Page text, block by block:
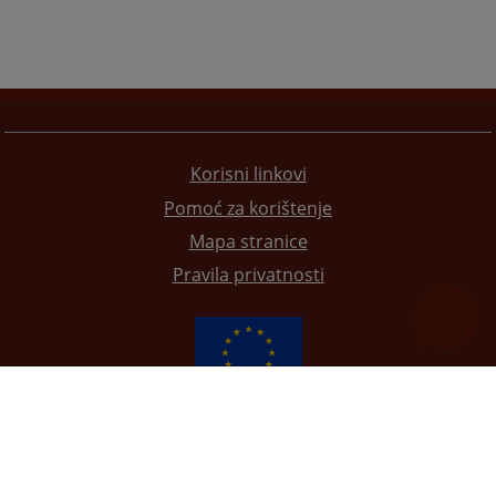
Korisni linkovi
Pomoć za korištenje
Mapa stranice
Pravila privatnosti